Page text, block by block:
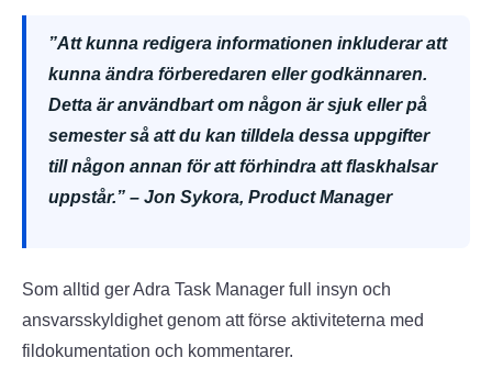
”Att kunna redigera informationen inkluderar att
kunna ändra förberedaren eller godkännaren.
Detta är användbart om någon är sjuk eller på
semester så att du kan tilldela dessa uppgifter
till någon annan för att förhindra att flaskhalsar
uppstår.” – Jon Sykora, Product Manager
Som alltid ger Adra Task Manager full insyn och
ansvarsskyldighet genom att förse aktiviteterna med
fildokumentation och kommentarer.